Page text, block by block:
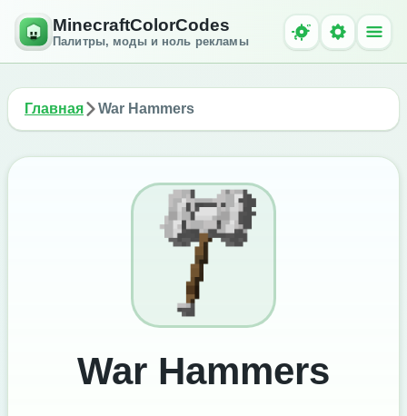
MinecraftColorCodes
Палитры, моды и ноль рекламы
Главная War Hammers
War Hammers